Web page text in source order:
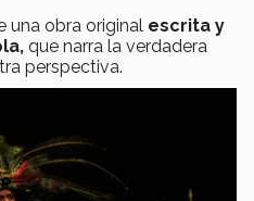
una obra original escrita y
que narra la verdadera
perspectiva.